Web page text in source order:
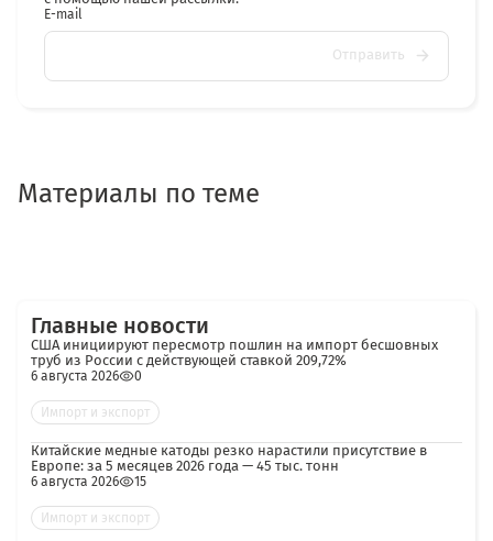
E-mail
Отправить
Материалы по теме
Главные новости
США инициируют пересмотр пошлин на импорт бесшовных
труб из России с действующей ставкой 209,72%
6 августа 2026 0
Импорт и экспорт
Китайские медные катоды резко нарастили присутствие в
Европе: за 5 месяцев 2026 года — 45 тыс. тонн
6 августа 2026 15
Импорт и экспорт